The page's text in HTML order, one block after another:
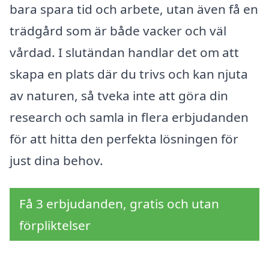
bara spara tid och arbete, utan även få en
trädgård som är både vacker och väl
vårdad. I slutändan handlar det om att
skapa en plats där du trivs och kan njuta
av naturen, så tveka inte att göra din
research och samla in flera erbjudanden
för att hitta den perfekta lösningen för
just dina behov.
Få 3 erbjudanden, gratis och utan
förpliktelser